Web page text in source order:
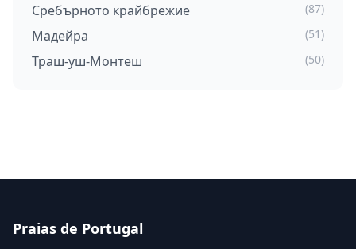
Сребърното крайбрежие (87)
Мадейра (51)
Траш-уш-Монтеш (50)
Praias de Portugal